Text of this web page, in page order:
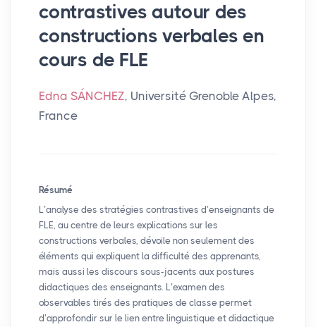
contrastives autour des
constructions verbales en
cours de FLE
Edna SÁNCHEZ, Université Grenoble Alpes,
France
Résumé
L’analyse des stratégies contrastives d’enseignants de
FLE , au centre de leurs explications sur les
constructions verbales, dévoile non seulement des
éléments qui expliquent la difficulté des apprenants,
mais aussi les discours sous-jacents aux postures
didactiques des enseignants. L’examen des
observables tirés des pratiques de classe permet
d’approfondir sur le lien entre linguistique et didactique